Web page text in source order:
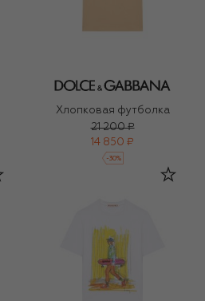
Хлопковая футболка
21 200 ₽
14 850 ₽
-30%